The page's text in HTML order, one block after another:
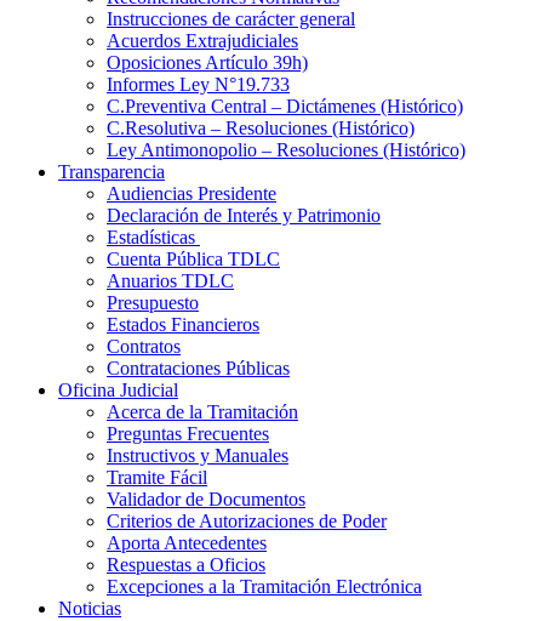
Instrucciones de carácter general
Acuerdos Extrajudiciales
Oposiciones Artículo 39h)
Informes Ley N°19.733
C.Preventiva Central – Dictámenes (Histórico)
C.Resolutiva – Resoluciones (Histórico)
Ley Antimonopolio – Resoluciones (Histórico)
Transparencia
Audiencias Presidente
Declaración de Interés y Patrimonio
Estadísticas
Cuenta Pública TDLC
Anuarios TDLC
Presupuesto
Estados Financieros
Contratos
Contrataciones Públicas
Oficina Judicial
Acerca de la Tramitación
Preguntas Frecuentes
Instructivos y Manuales
Tramite Fácil
Validador de Documentos
Criterios de Autorizaciones de Poder
Aporta Antecedentes
Respuestas a Oficios
Excepciones a la Tramitación Electrónica
Noticias